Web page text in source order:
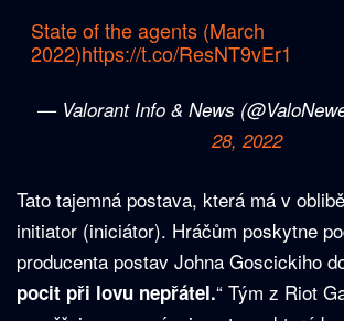
State of the agents (March
2022)https://t.co/ResNT9vEr1
— Valorant Info & News
28, 2022
Tato tajemná postava, která má v
initiator (iniciátor). Hráčům poskytne
producenta postav Johna Goscickiho
pocit při lovu nepřátel.“ Tým z Riot